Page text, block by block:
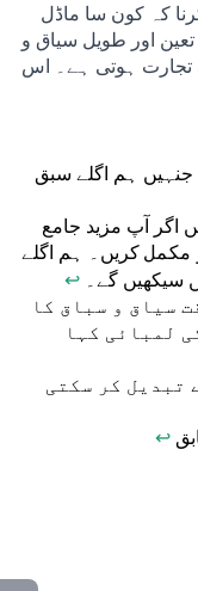
کہ کون سا ماڈل
اور طویل سیاق و
ہوتی ہے۔ اس
ہم اگلے سبق
اگر آپ مزید جامع
مکمل کریں۔ ہم اگلے
↩
سیاق و سباق کا
لمبائی کہا
تبدیل کر سکتی
↩